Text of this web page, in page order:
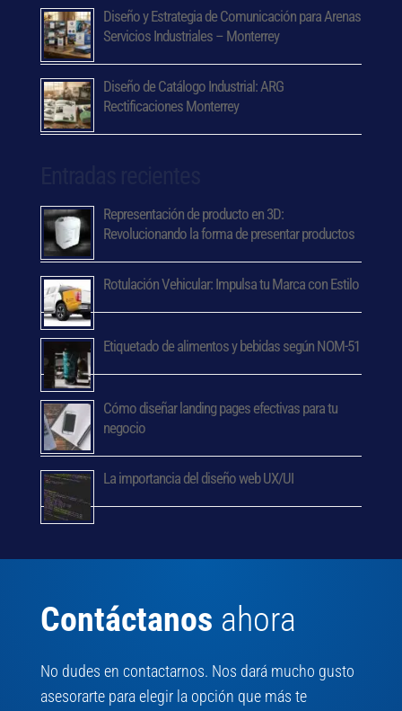
Diseño y Estrategia de Comunicación para Arenas
Servicios Industriales – Monterrey
Diseño de Catálogo Industrial: ARG
Rectificaciones Monterrey
Representación de producto en 3D:
Revolucionando la forma de presentar productos
Rotulación Vehicular: Impulsa tu Marca con Estilo
Etiquetado de alimentos y bebidas según NOM-51
Cómo diseñar landing pages efectivas para tu
negocio
La importancia del diseño web UX/UI
Contáctanos ahora
No dudes en contactarnos. Nos dará mucho gusto
asesorarte para elegir la opción que más te